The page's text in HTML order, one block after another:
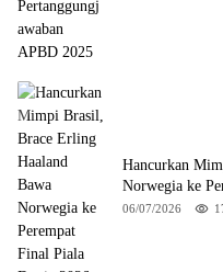
Hancurkan
Norwegia ke
06/07/2026